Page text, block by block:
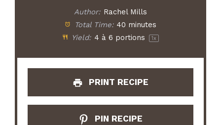
Author: Rachel Mills
Total Time: 40 minutes
Yield: 4 à 6 portions 1x
PRINT RECIPE
PIN RECIPE